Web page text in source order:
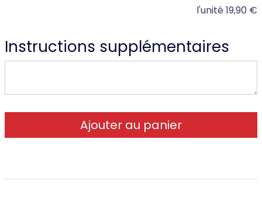
l'unité19,90 €
Instructions supplémentaires